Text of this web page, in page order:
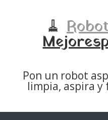
🧹
Pon un robot
limpia, aspira y